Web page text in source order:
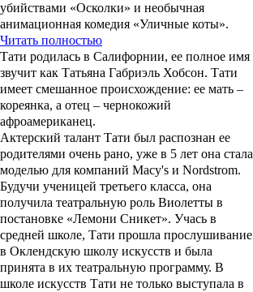
убийствами «Осколки» и необычная
анимационная комедия «Уличные коты».
Читать полностью
Тати родилась в Салифорнии, ее полное имя
звучит как Татьяна Габриэль Хобсон. Тати
имеет смешанное происхождение: ее мать –
кореянка, а отец – чернокожий
афроамериканец.
Актерский талант Тати был распознан ее
родителями очень рано, уже в 5 лет она стала
моделью для компаний Macy's и Nordstrom.
Будучи ученицей третьего класса, она
получила театральную роль Виолетты в
постановке «Лемони Сникет». Учась в
средней школе, Тати прошла прослушивание
в Оклендскую школу искусств и была
принята в их театральную программу. В
школе искусств Тати не только выступала в